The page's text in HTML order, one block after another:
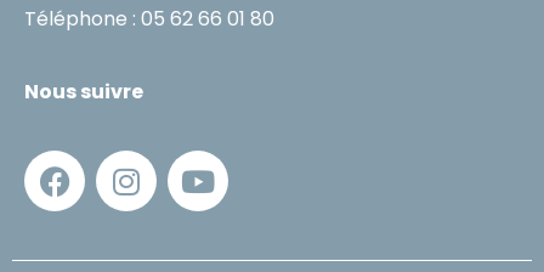
Téléphone : 05 62 66 01 80
Nous suivre